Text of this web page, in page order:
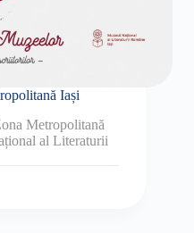
Iași
Metropolitană
al Literaturii